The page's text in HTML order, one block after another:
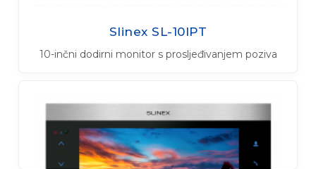
Slinex SL-10IPT
10-inčni dodirni monitor s prosljeđivanjem poziva